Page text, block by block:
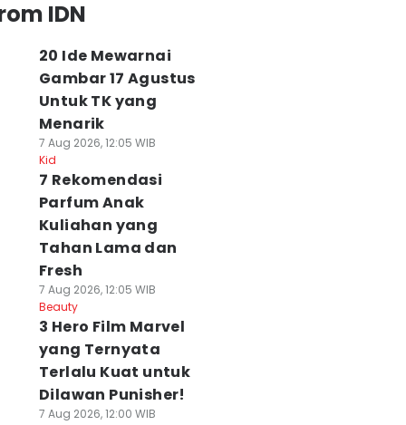
IDN
20 Ide Mewarnai
Gambar 17 Agustus
Untuk TK yang
Menarik
7 Aug 2026, 12:05 WIB
Kid
7 Rekomendasi
Parfum Anak
Kuliahan yang
Tahan Lama dan
Fresh
7 Aug 2026, 12:05 WIB
Beauty
3 Hero Film Marvel
yang Ternyata
Terlalu Kuat untuk
Dilawan Punisher!
7 Aug 2026, 12:00 WIB